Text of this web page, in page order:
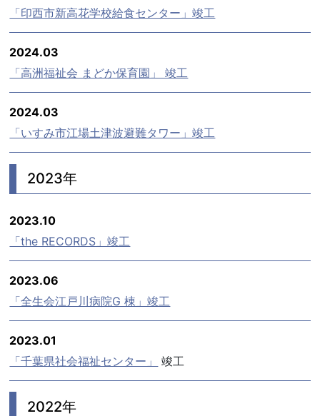
「印西市新高花学校給食センター」竣工
2024.03
「高洲福祉会 まどか保育園」 竣工
2024.03
「いすみ市江場土津波避難タワー」竣工
2023年
2023.10
「the RECORDS」竣工
2023.06
「全生会江戸川病院G 棟」竣工
2023.01
「千葉県社会福祉センター」
竣工
2022年